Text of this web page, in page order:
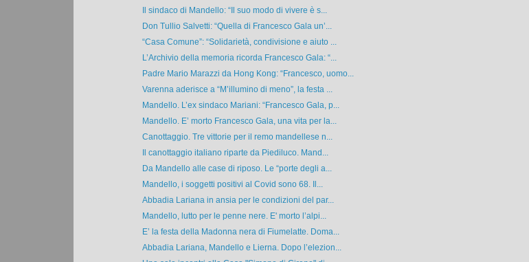
Il sindaco di Mandello: “Il suo modo di vivere è s...
Don Tullio Salvetti: “Quella di Francesco Gala un’...
“Casa Comune”: “Solidarietà, condivisione e aiuto ...
L’Archivio della memoria ricorda Francesco Gala: “...
Padre Mario Marazzi da Hong Kong: “Francesco, uomo...
Varenna aderisce a “M’illumino di meno”, la festa ...
Mandello. L’ex sindaco Mariani: “Francesco Gala, p...
Mandello. E’ morto Francesco Gala, una vita per la...
Canottaggio. Tre vittorie per il remo mandellese n...
Il canottaggio italiano riparte da Piediluco. Mand...
Da Mandello alle case di riposo. Le “porte degli a...
Mandello, i soggetti positivi al Covid sono 68. Il...
Abbadia Lariana in ansia per le condizioni del par...
Mandello, lutto per le penne nere. E' morto l’alpi...
E’ la festa della Madonna nera di Fiumelatte. Doma...
Abbadia Lariana, Mandello e Lierna. Dopo l’elezion...